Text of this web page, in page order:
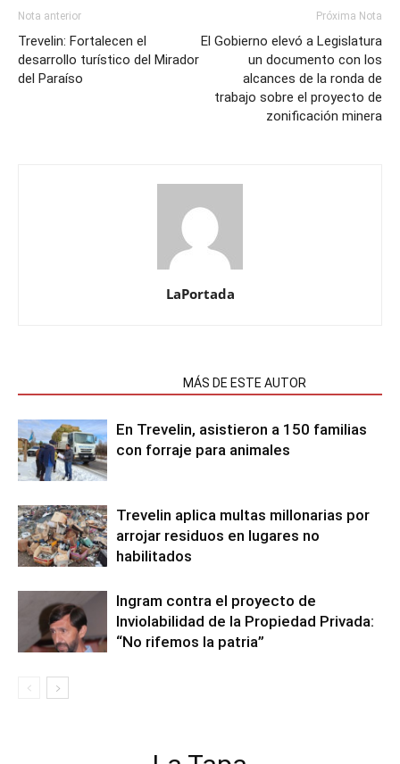
Nota anterior
Trevelin: Fortalecen el
desarrollo turístico del Mirador
del Paraíso
Próxima Nota
El Gobierno elevó a Legislatura
un documento con los
alcances de la ronda de
trabajo sobre el proyecto de
zonificación minera
LaPortada
MÁS DE ESTE AUTOR
En Trevelin, asistieron a 150 familias
con forraje para animales
Trevelin aplica multas millonarias por
arrojar residuos en lugares no
habilitados
Ingram contra el proyecto de
Inviolabilidad de la Propiedad Privada:
“No rifemos la patria”